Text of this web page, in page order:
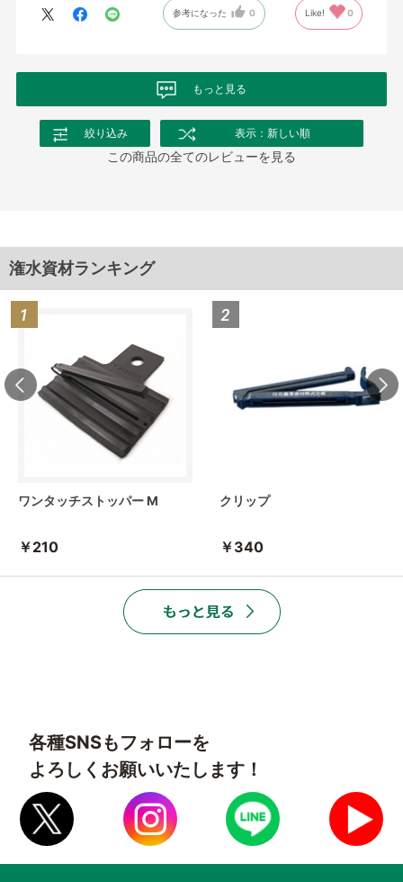
参考になった 0 Like! 0
もっと見る
絞り込み 表示：新しい順
この商品の全てのレビューを見る
潅水資材ランキング
ワンタッチストッパー M
￥210
クリップ
￥340
各種SNSもフォローを
よろしくお願いいたします！